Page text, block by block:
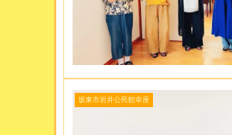
坂東市岩井公民館幸座